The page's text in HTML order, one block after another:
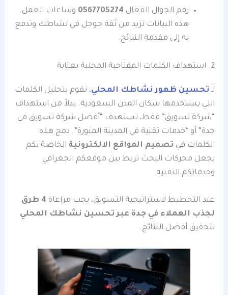
رقم الجوال الفعال 0567705274 وساعات العمل.
هذه البيانات تزيد من ثقة جوجل في نشاطك وتدفع
به إلى مقدمة النتائج.
2. استهداف الكلمات المفتاحية المحلية بعناية
لـ تحسين ظهور نشاطك المحلي، نقوم بتحليل الكلمات
التي يستخدمها سكان المدن السعودية. بدلاً من استهداف
“شركة تسويق” فقط، نستهدف “أفضل شركة تسويق في
جدة” أو “خدمات تقنية في المدينة المنورة”. دمج هذه
الكلمات في تصميم المواقع الالكترونية الخاصة بكم
يجعل محركات البحث تربط بين موقعكم الجغرافي
وخدماتكم التقنية.
عند التخطيط لاستراتيجية التسويق، يجب مراعاة
4 طرق
لجذب العملاء في جدة عبر تحسين نشاطك المحلي
لتحقيق أفضل النتائج.